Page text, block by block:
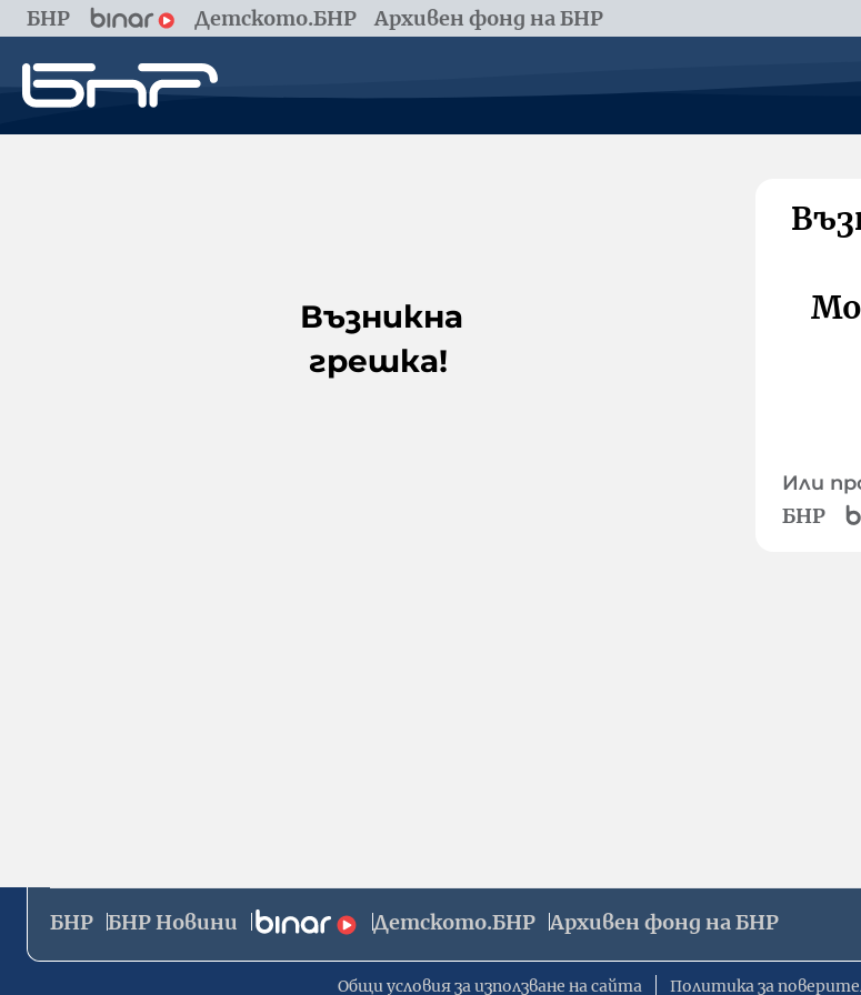
БНР Детското.БНР Архивен фонд на БНР
Възникна
грешка!
Или
БНР
БНР БНР Новини Детското.БНР Архивен фонд на БНР
Общи условия за използване на сайта Политика за